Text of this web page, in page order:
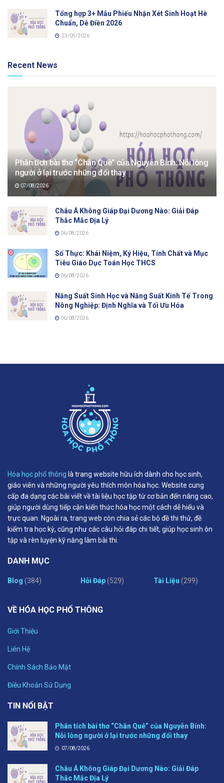
Tổng hợp 3+ Mẫu Phiếu Nhận Xét Sinh Hoạt Hè
Chuẩn, Dễ Điền 2026
23/05/2026
Recent News
Phân tích bài thơ “Chân Quê” của Nguyễn Bính: Nỗi lòng
người ở lại trước những đổi thay
07/08/2026
Châu Á Không Giáp Đại Dương Nào: Giải Đáp
Thắc Mắc Địa Lý
06/08/2026
Số Thực: Khái Niệm, Ký Hiệu, Tính Chất và Mục
Tiêu Giáo Dục Toán Học THCS
06/08/2026
Năng Suất Sinh Học và Năng Suất Kinh Tế Trong
Nông Nghiệp: Định Nghĩa và Tối Ưu Hóa
06/08/2026
Hóa học phổ thông là trang website hữu ích dành cho học sinh,
giáo viên và những người yêu thích môn hóa học. Website cung
cấp đa dạng các bài viết về tài liệu học tập từ cơ bản đến nâng cao,
giúp người dùng tiếp cận kiến thức hóa học một cách dễ hiểu và
trực quan. Ngoài ra, trang web còn chia sẻ các bộ đề thi thử, đề
kiểm tra học kỳ, cũng như các câu hỏi đáp chi tiết, giúp học sinh ôn
tập và rèn luyện kỹ năng làm bài thi.
DANH MỤC
Blog (384) Hỏi Đáp(529) Tài Liệu (299)
VỀ HÓA HỌC PHỔ THÔNG
Giới Thiệu
Liên Hệ
Chính Sách Bảo Mật
Điều Khoản Sử Dụng
TIN NỔI BẬT
Phân tích bài thơ “Chân Quê” của Nguyễn Bính:
Nỗi lòng người ở lại trước những đổi thay
07/08/2026
Châu Á Không Giáp Đại Dương Nào: Giải Đáp
Thắc Mắc Địa Lý